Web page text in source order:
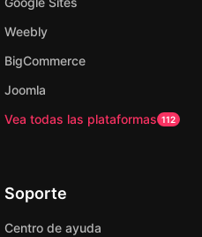
Weebly
BigCommerce
Joomla
Vea todas las plataformas 112
Soporte
Centro de ayuda